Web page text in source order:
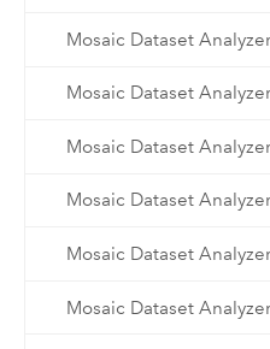
Mosaic Dataset
Mosaic Dataset
Mosaic Dataset
Mosaic Dataset
Mosaic Dataset
Mosaic Dataset